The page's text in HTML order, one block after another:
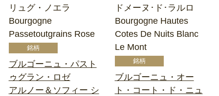
リュグ・ノエラ
Bourgogne
Passetoutgrains Rose
ブルゴーニュ・パスト
ゥグラン・ロゼ
アルノー＆ソフィー シ
ドメーヌ･ド･ラルロ
Bourgogne Hautes
Cotes De Nuits Blanc
Le Mont
ブルゴーニュ・オー
ト・コート・ド・ニュ